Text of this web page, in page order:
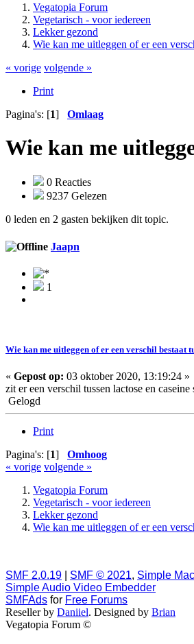
Vegatopia Forum
Vegetarisch - voor iedereen
Lekker gezond
Wie kan me uitleggen of er een
« vorige volgende »
Print
Pagina's: [1] Omlaag
Wie kan me
0 Reacties
9237 Gelezen
0 leden en 2 gasten bekijken dit topic.
Jaapn
1
Wie kan me uitleggen of er een verschil bestaat
« Gepost op: 03 oktober 2020, 13:19:24 »
zit er een verschil tussen lactose en caseine
Gelogd
Print
Pagina's: [1] Omhoog
« vorige volgende »
Vegatopia Forum
Vegetarisch - voor iedereen
Lekker gezond
Wie kan me uitleggen of er een
SMF 2.0.19 SMF © 2021, Simple
Simple Audio Video Embedder
SMFAds for Free Forums
Reseller by Daniiel. Designed by Brian
Vegatopia Forum ©